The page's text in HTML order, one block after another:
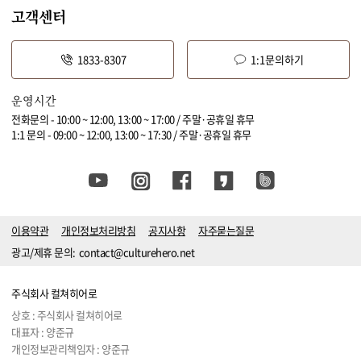
고객센터
1833-8307 1:1문의하기
운영시간
전화문의 - 10:00 ~ 12:00, 13:00 ~ 17:00 / 주말·공휴일 휴무
1:1 문의 - 09:00 ~ 12:00, 13:00 ~ 17:30 / 주말·공휴일 휴무
이용약관 개인정보처리방침 공지사항
자주묻는질문
광고/제휴 문의: contact@culturehero.net
주식회사 컬쳐히어로
상호 : 주식회사 컬쳐히어로
대표자 : 양준규
개인정보관리책임자 : 양준규